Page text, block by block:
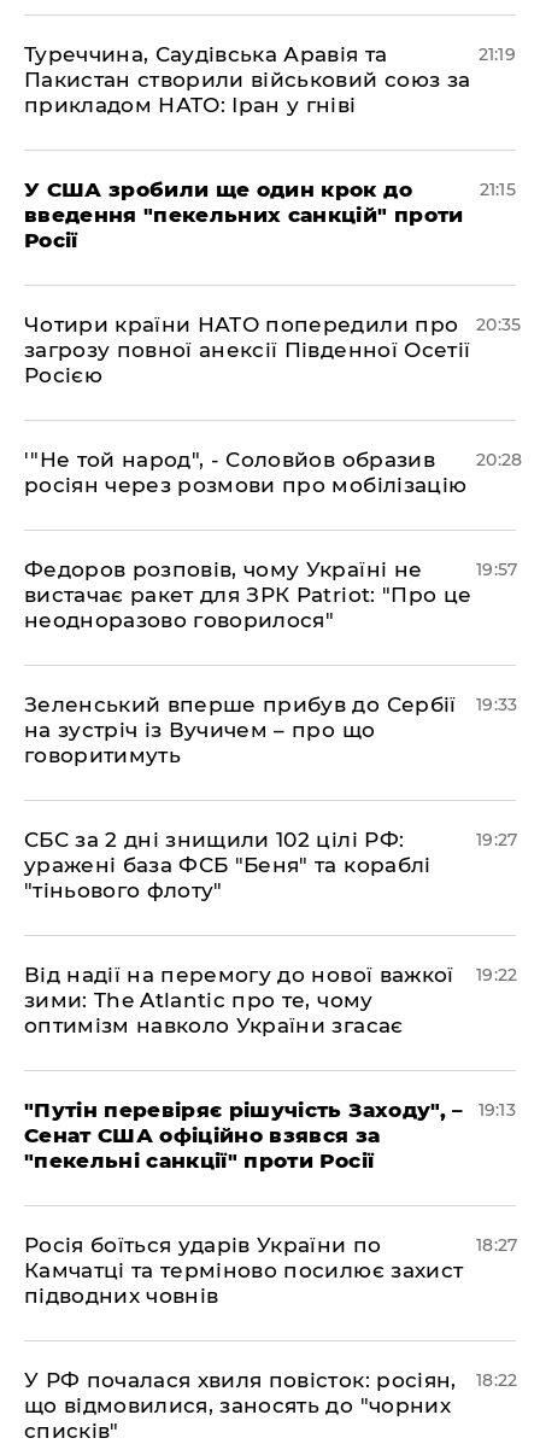
​Туреччина, Саудівська Аравія та
Пакистан створили військовий союз за
прикладом НАТО: Іран у гніві
21:19
​У США зробили ще один крок до
введення "пекельних санкцій" проти
Росії
21:15
​Чотири країни НАТО попередили про
загрозу повної анексії Південної Осетії
Росією
20:35
​'"Не той народ", - Соловйов образив
росіян через розмови про мобілізацію
20:28
​Федоров розповів, чому Україні не
вистачає ракет для ЗРК Patriot: "Про це
неодноразово говорилося"
19:57
​Зеленський вперше прибув до Сербії
на зустріч із Вучичем – про що
говоритимуть
19:33
​СБС за 2 дні знищили 102 цілі РФ:
уражені база ФСБ "Беня" та кораблі
"тіньового флоту"
19:27
​Від надії на перемогу до нової важкої
зими: The Atlantic про те, чому
оптимізм навколо України згасає
19:22
​"Путін перевіряє рішучість Заходу", –
Сенат США офіційно взявся за
"пекельні санкції" проти Росії
19:13
​Росія боїться ударів України по
Камчатці та терміново посилює захист
підводних човнів
18:27
​У РФ почалася хвиля повісток: росіян,
що відмовилися, заносять до "чорних
списків"
18:22